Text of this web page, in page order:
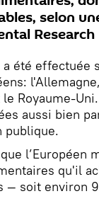
selon
a été effectuée
le Royaume-
aussi bien
publique.
l’Européen
qu'il
— soit environ